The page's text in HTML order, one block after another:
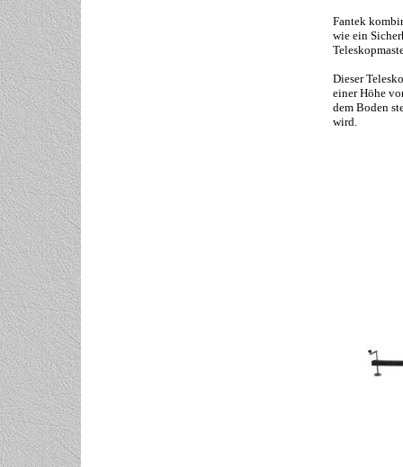
Fantek
wie ein
Dieser
einer Höhe
dem Boden
wird.